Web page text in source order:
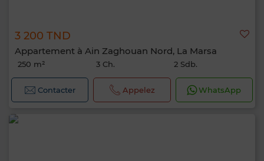
3 200 TND
Appartement à Ain Zaghouan Nord, La Marsa
250 m² 3 Ch. 2 Sdb.
Contacter Appelez WhatsApp